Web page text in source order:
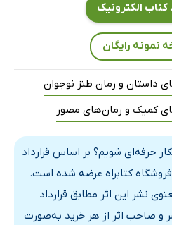
کتاب الکترونیک
نمونه رایگان
داستان و رمان طنز نوجوان
کمیک و رمان‌های مصور
حرفه‌ای شویم؟ بر اساس قرارداد
فروشگاه کتابراه عرضه شده است.
نشر این اثر مطابق قرارداد
و صاحب اثر از هر خرید به‌صورت